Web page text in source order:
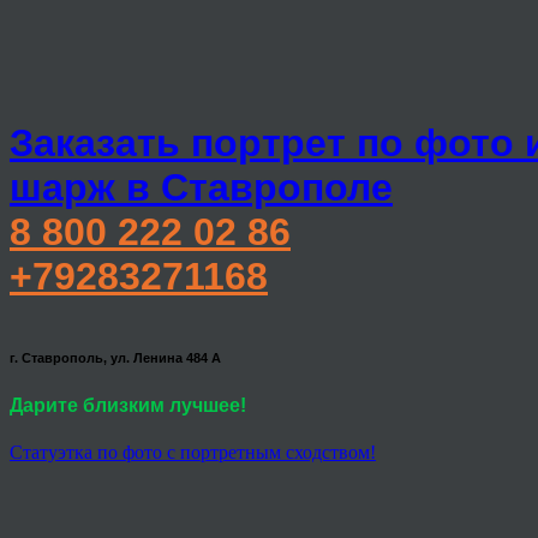
Заказать портрет по фото
шарж в Ставрополе
8 800 222 02 86
+79283271168
г. Ставрополь, ул. Ленина 484 А
Дарите близким лучшее!
Статуэтка по фото с портретным сходством!